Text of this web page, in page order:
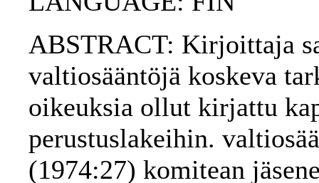
ABSTRACT: Kirjoittaja
valtiosääntöjä koskeva
oikeuksia ollut kirjattu
perustuslakeihin.
(1974:27) komitean